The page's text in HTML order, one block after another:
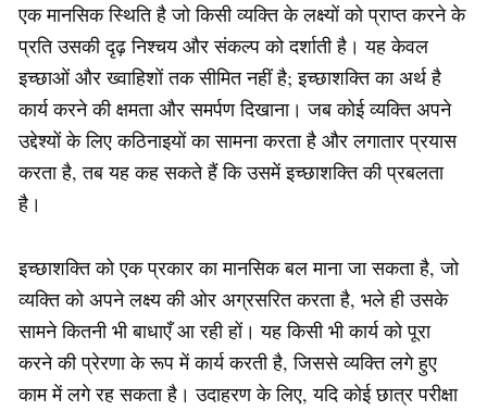
एक मानसिक स्थिति है जो किसी व्यक्ति के लक्ष्यों को प्राप्त करने के
प्रति उसकी दृढ़ निश्चय और संकल्प को दर्शाती है। यह केवल
इच्छाओं और ख्वाहिशों तक सीमित नहीं है; इच्छाशक्ति का अर्थ है
कार्य करने की क्षमता और समर्पण दिखाना। जब कोई व्यक्ति अपने
उद्देश्यों के लिए कठिनाइयों का सामना करता है और लगातार प्रयास
करता है, तब यह कह सकते हैं कि उसमें इच्छाशक्ति की प्रबलता
है।
इच्छाशक्ति को एक प्रकार का मानसिक बल माना जा सकता है, जो
व्यक्ति को अपने लक्ष्य की ओर अग्रसरित करता है, भले ही उसके
सामने कितनी भी बाधाएँ आ रही हों। यह किसी भी कार्य को पूरा
करने की प्रेरणा के रूप में कार्य करती है, जिससे व्यक्ति लगे हुए
काम में लगे रह सकता है। उदाहरण के लिए, यदि कोई छात्र परीक्षा